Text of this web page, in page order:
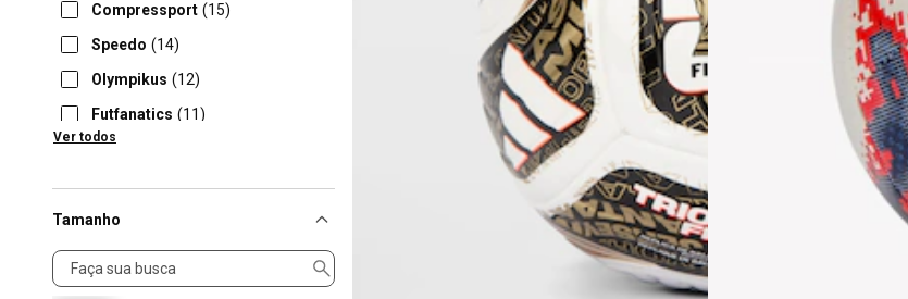
Compressport (15)
Speedo (14)
Olympikus (12)
Futfanatics (11)
Mizuno
Ver todos
Tamanho
Tamanho